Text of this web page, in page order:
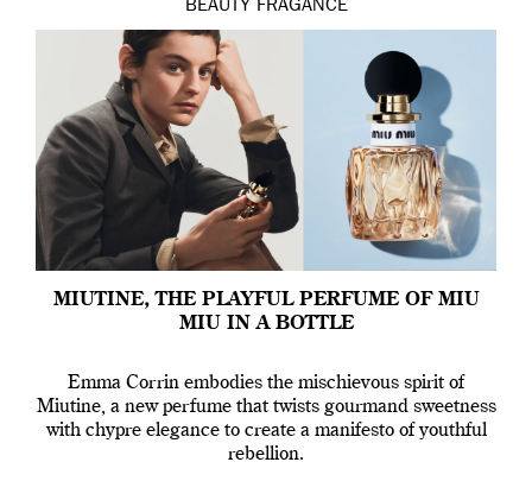
BEAUTY FRAGANCE
MIUTINE, THE PLAYFUL PERFUME OF MIU
MIU IN A BOTTLE
Emma Corrin embodies the mischievous spirit of
Miutine, a new perfume that twists gourmand sweetness
with chypre elegance to create a manifesto of youthful
rebellion.